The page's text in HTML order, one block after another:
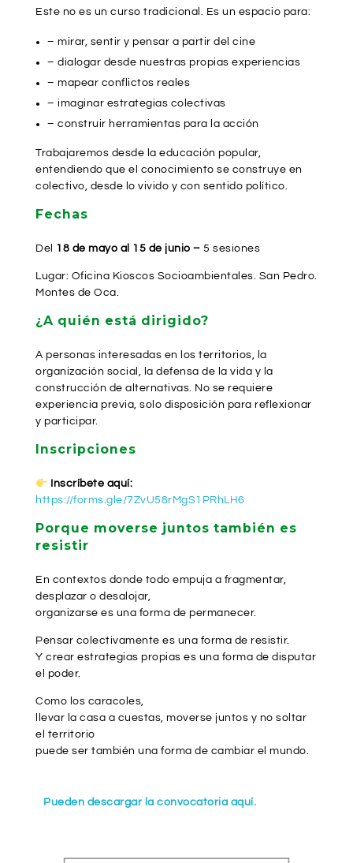
Este no es un curso tradicional. Es un espacio para:
– mirar, sentir y pensar a partir del cine
– dialogar desde nuestras propias experiencias
– mapear conflictos reales
– imaginar estrategias colectivas
– construir herramientas para la acción
Trabajaremos desde la educación popular,
entendiendo que el conocimiento se construye en
colectivo, desde lo vivido y con sentido político.
Fechas
Del 18 de mayo al 15 de junio – 5 sesiones
Lugar: Oficina Kioscos Socioambientales. San Pedro.
Montes de Oca.
¿A quién está dirigido?
A personas interesadas en los territorios, la
organización social, la defensa de la vida y la
construcción de alternativas. No se requiere
experiencia previa, solo disposición para reflexionar
y participar.
Inscripciones
Inscríbete aquí:
https://forms.gle/7ZvU58rMgS1PRhLH6
Porque moverse juntos también es
resistir
En contextos donde todo empuja a fragmentar,
desplazar o desalojar,
organizarse es una forma de permanecer.
Pensar colectivamente es una forma de resistir.
Y crear estrategias propias es una forma de disputar
el poder.
Como los caracoles,
llevar la casa a cuestas, moverse juntos y no soltar
el territorio
puede ser también una forma de cambiar el mundo.
Pueden descargar la convocatoria aquí.